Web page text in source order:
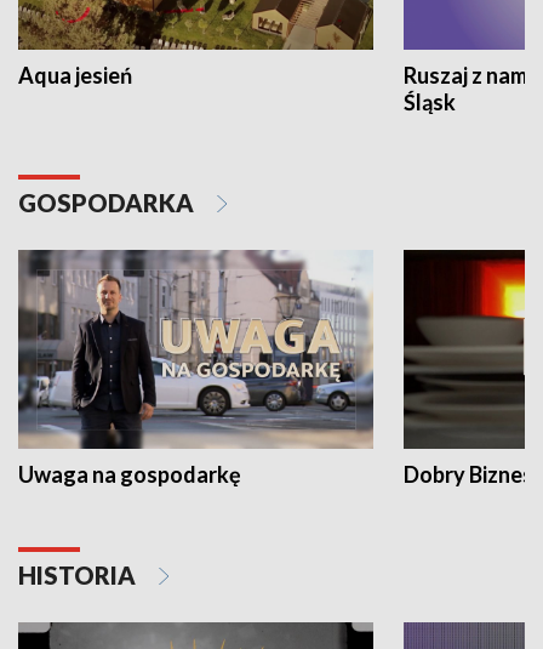
Aqua jesień
Ruszaj z
Śląsk
GOSPODARKA
Uwaga na gospodarkę Dobry Biznes
HISTORIA